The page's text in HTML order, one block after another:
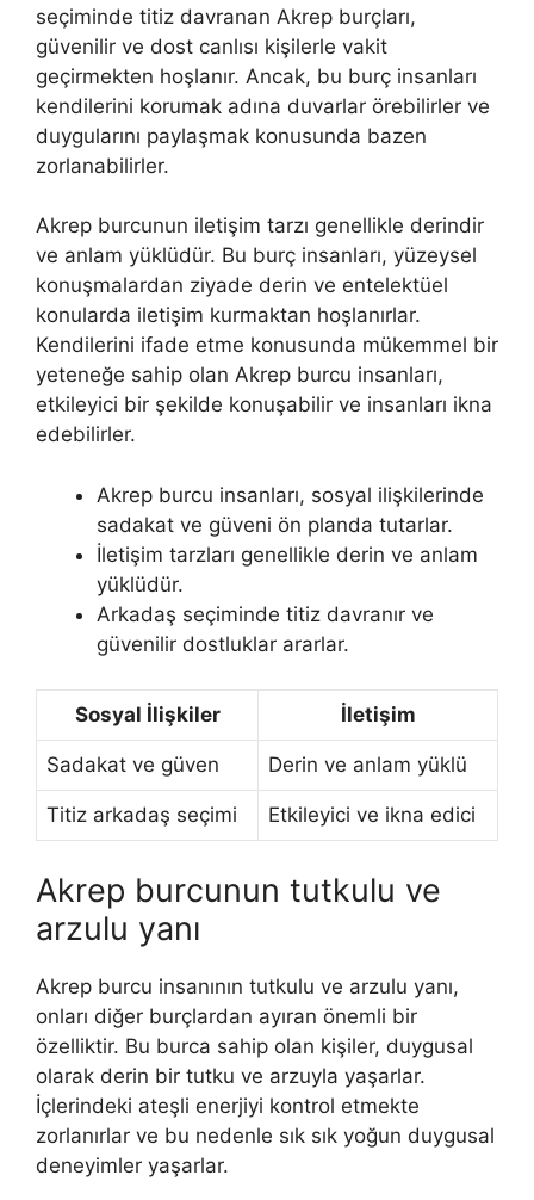
seçiminde titiz davranan Akrep burçları,
güvenilir ve dost canlısı kişilerle vakit
geçirmekten hoşlanır. Ancak, bu burç insanları
kendilerini korumak adına duvarlar örebilirler ve
duygularını paylaşmak konusunda bazen
zorlanabilirler.
Akrep burcunun iletişim tarzı genellikle derindir
ve anlam yüklüdür. Bu burç insanları, yüzeysel
konuşmalardan ziyade derin ve entelektüel
konularda iletişim kurmaktan hoşlanırlar.
Kendilerini ifade etme konusunda mükemmel bir
yeteneğe sahip olan Akrep burcu insanları,
etkileyici bir şekilde konuşabilir ve insanları ikna
edebilirler.
Akrep burcu insanları, sosyal ilişkilerinde
sadakat ve güveni ön planda tutarlar.
İletişim tarzları genellikle derin ve anlam
yüklüdür.
Arkadaş seçiminde titiz davranır ve
güvenilir dostluklar ararlar.
Sosyal İlişkiler İletişim
Sadakat ve güven Derin ve anlam yüklü
Titiz arkadaş seçimi Etkileyici ve ikna edici
Akrep burcunun tutkulu ve
arzulu yanı
Akrep burcu insanının tutkulu ve arzulu yanı,
onları diğer burçlardan ayıran önemli bir
özelliktir. Bu burca sahip olan kişiler, duygusal
olarak derin bir tutku ve arzuyla yaşarlar.
İçlerindeki ateşli enerjiyi kontrol etmekte
zorlanırlar ve bu nedenle sık sık yoğun duygusal
deneyimler yaşarlar.